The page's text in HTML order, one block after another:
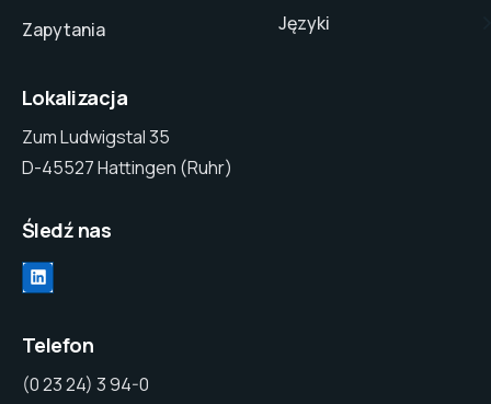
Zapytania
Języki
Lokalizacja
Zum Ludwigstal 35
D-45527 Hattingen (Ruhr)
Śledź nas
Telefon
(0 23 24) 3 94-0